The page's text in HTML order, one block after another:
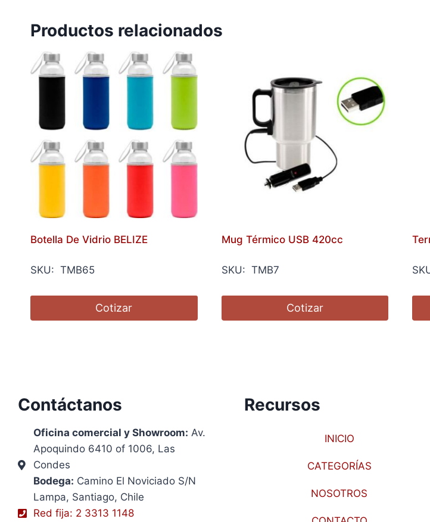
Productos relacionados
Botella De Vidrio BELIZE
SKU: TMB65
Cotizar
Mug Térmico USB 420cc
SKU: TMB7
Cotizar
Contáctanos
Oficina comercial y Showroom: Av.
Apoquindo 6410 of 1006, Las
Condes
Bodega: Camino El Noviciado S/N
Lampa, Santiago, Chile
Red fija: 2 3313 1148
Recursos
INICIO
CATEGORÍAS
NOSOTROS